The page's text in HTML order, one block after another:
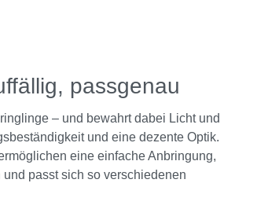
passgenau
– und bewahrt dabei Licht und
und eine dezente Optik.
eine einfache Anbringung,
passt sich so verschiedenen